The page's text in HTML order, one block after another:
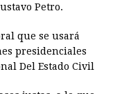
Petro.
que se usará
presidenciales
Del Estado Civil